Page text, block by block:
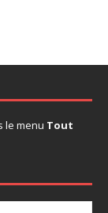
le menu Tout